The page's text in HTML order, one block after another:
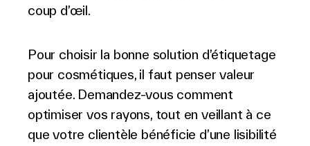
coup d’œil.
Pour choisir la bonne solution d’étiquetage
pour cosmétiques, il faut penser valeur
ajoutée. Demandez-vous comment
optimiser vos rayons, tout en veillant à ce
que votre clientèle bénéficie d’une lisibilité